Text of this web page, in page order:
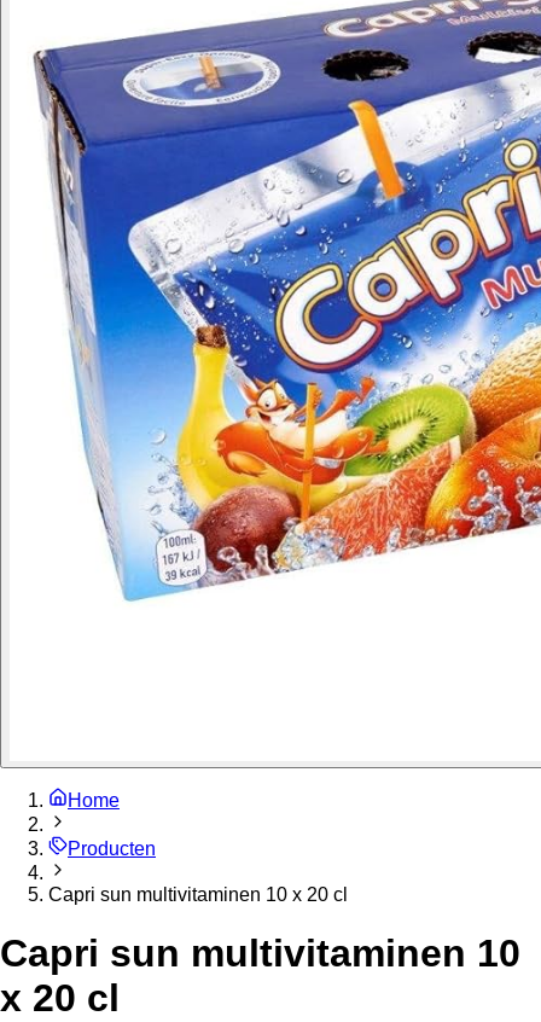
Home
Producten
Capri sun multivitaminen 10 x 20 cl
Capri sun multivitaminen 10
x 20 cl